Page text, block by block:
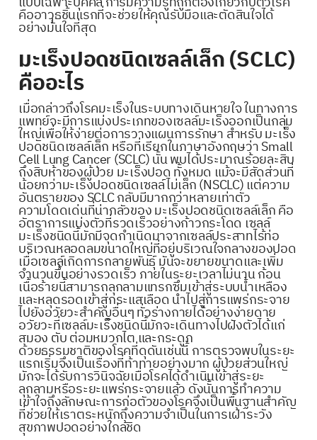
คืออาวุธชิ้นแรกที่จะช่วยให้คุณรับมือและตัดสินใจได้
อย่างมั่นใจที่สุด
มะเร็งปอดชนิดเซลล์เล็ก (SCLC)
คืออะไร
เมื่อกล่าวถึงโรคมะเร็งในระบบทางเดินหายใจ ในทางการ
แพทย์จะมีการแบ่งประเภทของเซลล์มะเร็งออกเป็นกลุ่ม
ใหญ่เพื่อให้ง่ายต่อการวางแผนการรักษา สำหรับ มะเร็ง
ปอดชนิดเซลล์เล็ก หรือที่เรียกในภาษาอังกฤษว่า Small
Cell Lung Cancer (SCLC) นั้น พบได้ประมาณร้อยละสิบ
ถึงสิบห้าของผู้ป่วย มะเร็งปอด ทั้งหมด แม้จะมีสัดส่วนที่
น้อยกว่ามะเร็งปอดชนิดเซลล์ไม่เล็ก (NSCLC) แต่ความ
อันตรายของ SCLC กลับมีมากกว่าหลายเท่าตัว
ความโดดเด่นที่น่ากลัวของ มะเร็งปอดชนิดเซลล์เล็ก คือ
อัตราการแบ่งตัวที่รวดเร็วอย่างก้าวกระโดด เซลล์
มะเร็งชนิดนี้มักมีจุดกำเนิดมาจากเซลล์ประสาทไร้ท่อ
บริเวณหลอดลมขนาดใหญ่ที่อยู่บริเวณใจกลางของปอด
เมื่อเซลล์เกิดการกลายพันธุ์ มันจะขยายขนาดและเพิ่ม
จำนวนขึ้นอย่างรวดเร็ว ภายในระยะเวลาไม่นาน ก้อน
เนื้อร้ายนี้สามารถลุกลามแทรกซึมเข้าสู่ระบบน้ำเหลือง
และหลุดรอดเข้าสู่กระแสเลือด นำไปสู่การแพร่กระจาย
ไปยังอวัยวะสำคัญอื่นๆ ทั่วร่างกายได้อย่างง่ายดาย
อวัยวะที่เซลล์มะเร็งชนิดนี้มักจะเดินทางไปฝังตัวได้แก่
สมอง ตับ ต่อมหมวกไต และกระดูก
ด้วยธรรมชาติของโรคที่ดุดันเช่นนี้ การตรวจพบในระยะ
แรกเริ่มจึงเป็นเรื่องที่ท้าทายอย่างมาก ผู้ป่วยส่วนใหญ่
มักจะได้รับการวินิจฉัยเมื่อโรคได้ดำเนินเข้าสู่ระยะ
ลุกลามหรือระยะแพร่กระจายแล้ว ดังนั้นการทำความ
เข้าใจถึงลักษณะการก่อตัวของโรคจึงเป็นพื้นฐานสำคัญ
ที่ช่วยให้เราตระหนักถึงความจำเป็นในการเฝ้าระวัง
สุขภาพปอดอย่างใกล้ชิด